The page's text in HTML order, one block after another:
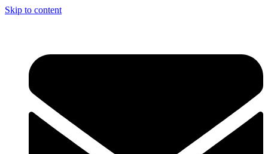
Skip to content